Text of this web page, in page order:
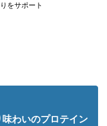
をサポート
わいのプロテイン